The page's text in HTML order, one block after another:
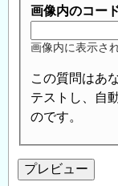
画像内のコー
画像内に表示さ
この質問はあ
テストし、自
のです。